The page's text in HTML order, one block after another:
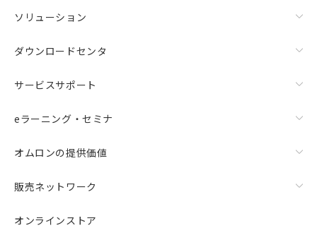
ソリューション
ダウンロードセンタ
サービスサポート
eラーニング・セミナ
オムロンの提供価値
販売ネットワーク
オンラインストア